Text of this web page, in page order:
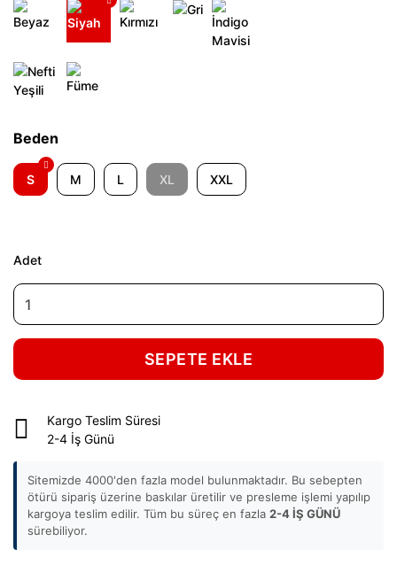
Beden
S M L XL XXL
Adet
SEPETE EKLE
Kargo Teslim Süresi
2-4 İş Günü
Sitemizde 4000'den fazla model bulunmaktadır. Bu sebepten
ötürü sipariş üzerine baskılar üretilir ve presleme işlemi yapılıp
kargoya teslim edilir. Tüm bu süreç en fazla 2-4 İŞ GÜNÜ
sürebiliyor.